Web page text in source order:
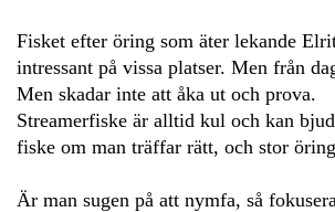
Fisket efter öring som äter lekande
intressant på vissa platser. Men från
Men skadar inte att åka ut och prova.
Streamerfiske är alltid kul och kan
fiske om man träffar rätt, och stor
Är man sugen på att nymfa, så